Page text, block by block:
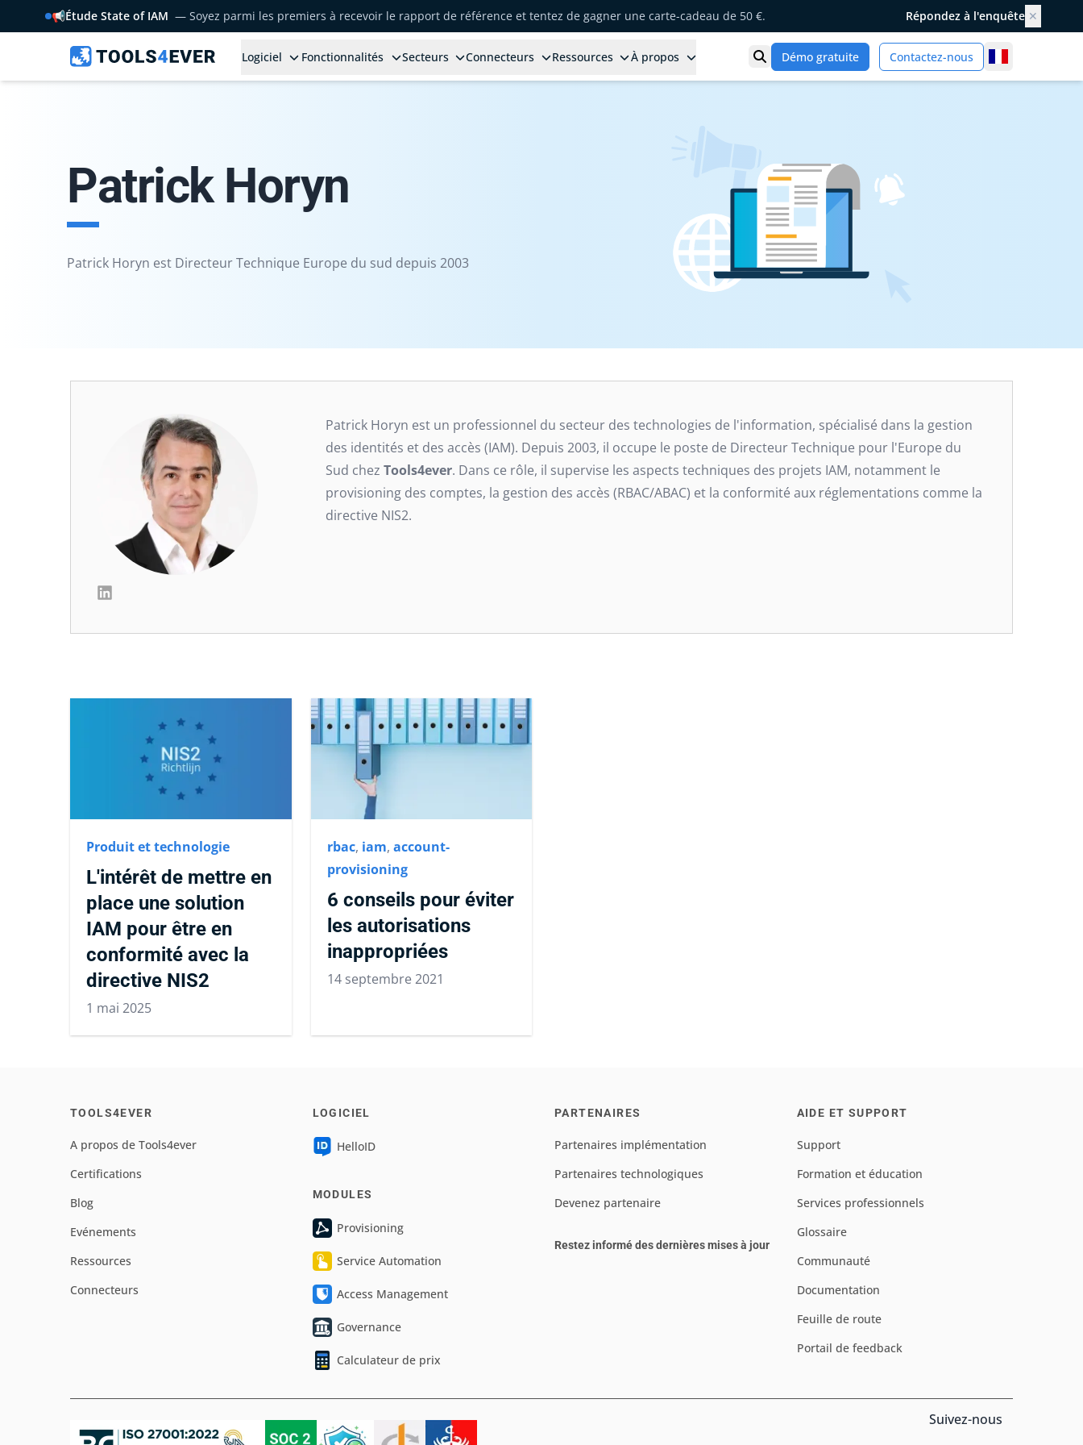
📢Étude State of IAM — Soyez parmi les premiers à recevoir le rapport de référence et tentez de gagner une carte-cadeau de 50 €. Répondez à l'enquête ✕
Logiciel Fonctionnalités Secteurs Connecteurs Ressources À propos Ouvrir la recherche
Démo gratuite Contactez-nous
Patrick Horyn
Patrick Horyn est Directeur Technique Europe du sud depuis 2003
Patrick Horyn est un professionnel du secteur des technologies de l'information, spécialisé dans la gestion
des identités et des accès (IAM). Depuis 2003, il occupe le poste de Directeur Technique pour l'Europe du
Sud chez Tools4ever. Dans ce rôle, il supervise les aspects techniques des projets IAM, notamment le
provisioning des comptes, la gestion des accès (RBAC/ABAC) et la conformité aux réglementations comme la
directive NIS2.
Produit et technologie
L'intérêt de mettre en
place une solution
IAM pour être en
conformité avec la
directive NIS2
1 mai 2025
rbac, iam, account-
provisioning
6 conseils pour éviter
les autorisations
inappropriées
14 septembre 2021
TOOLS4EVER
A propos de Tools4ever
Certifications
Blog
Evénements
Ressources
Connecteurs
LOGICIEL
HelloID
MODULES
Provisioning
Service Automation
Access Management
Governance
Calculateur de prix
PARTENAIRES
Partenaires implémentation
Partenaires technologiques
Devenez partenaire
Restez informé des dernières mises à jour
AIDE ET SUPPORT
Support
Formation et éducation
Services professionnels
Glossaire
Communauté
Documentation
Feuille de route
Portail de feedback
Suivez-nous